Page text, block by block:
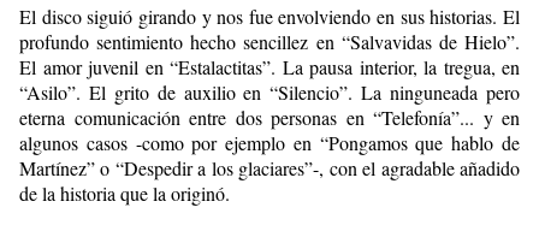
El disco siguió girando y nos fue envolviendo en sus historias. El
profundo sentimiento hecho sencillez en “Salvavidas de Hielo”.
El amor juvenil en “Estalactitas”. La pausa interior, la tregua, en
“Asilo”. El grito de auxilio en “Silencio”. La ninguneada pero
eterna comunicación entre dos personas en “Telefonía”... y en
algunos casos -como por ejemplo en “Pongamos que hablo de
Martínez” o “Despedir a los glaciares”-, con el agradable añadido
de la historia que la originó.